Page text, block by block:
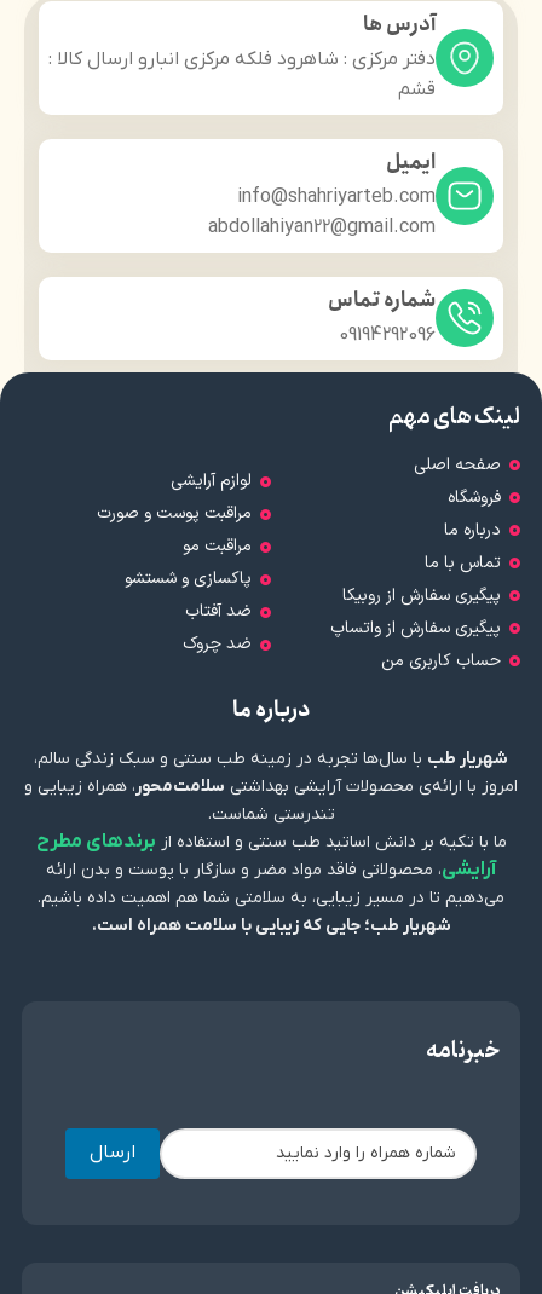
آدرس ها
دفتر مرکزی : شاهرود فلکه مرکزی انبارو ارسال کالا :
قشم
ایمیل
info@shahriyarteb.com
abdollahiyan22@gmail.com
شماره تماس
09194292096
لینک های مهم
صفحه اصلی
فروشگاه
درباره ما
تماس با ما
پیگیری سفارش از روبیکا
پیگیری سفارش از واتساپ
حساب کاربری من
لوازم آرایشی
مراقبت پوست و صورت
مراقبت مو
پاکسازی و شستشو
ضد آفتاب
ضد چروک
درباره ما
شهریار طب با سال‌ها تجربه در زمینه طب سنتی و سبک زندگی سالم،
امروز با ارائه‌ی محصولات آرایشی بهداشتی سلامت‌محور، همراه زیبایی و
تندرستی شماست.
ما با تکیه بر دانش اساتید طب سنتی و استفاده از برندهای مطرح
آرایشی، محصولاتی فاقد مواد مضر و سازگار با پوست و بدن ارائه
می‌دهیم تا در مسیر زیبایی، به سلامتی شما هم اهمیت داده باشیم.
شهریار طب؛ جایی که زیبایی با سلامت همراه است.
خبرنامه
ارسال